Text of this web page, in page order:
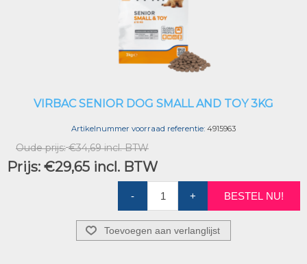
VIRBAC SENIOR DOG SMALL AND TOY 3KG
Artikelnummer voorraad referentie: 4915963
Oude prijs: €34,69 incl. BTW
Prijs: €29,65 incl. BTW
- + BESTEL NU!
Toevoegen aan verlanglijst